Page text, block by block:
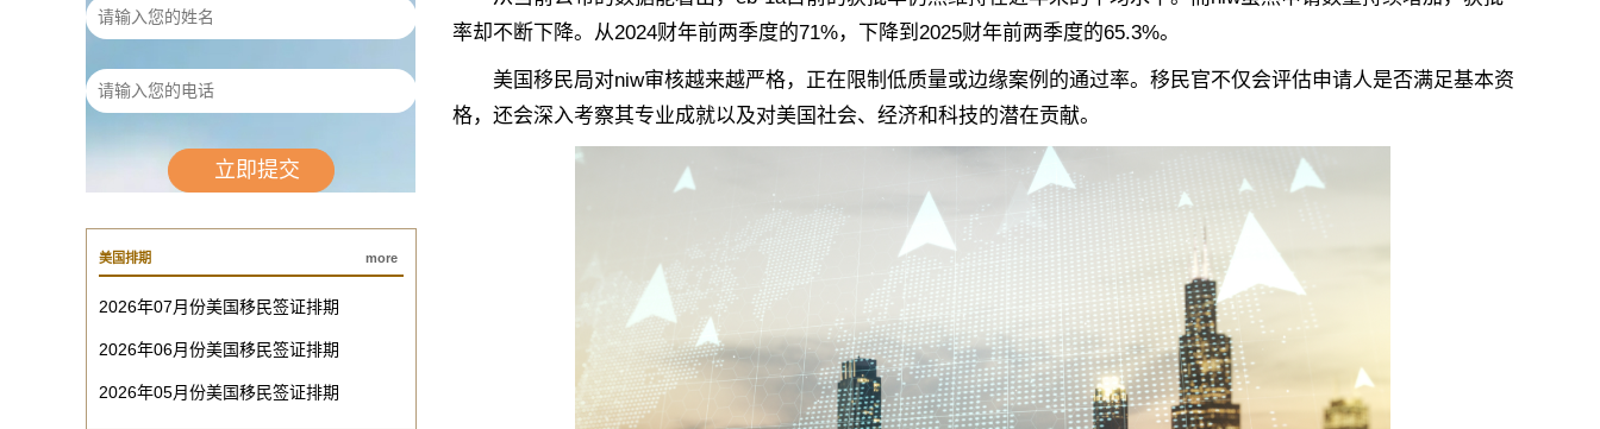
美国排期 more
2026年07月份美国移民签证排期
2026年06月份美国移民签证排期
2026年05月份美国移民签证排期
率却不断下降。从2024财年前两季度的71%，下降到2025财年前两季度的65.3%。
美国移民局对niw审核越来越严格，正在限制低质量或边缘案例的通过率。移民官不仅会评估申请人是否满足基本资
格，还会深入考察其专业成就以及对美国社会、经济和科技的潜在贡献。